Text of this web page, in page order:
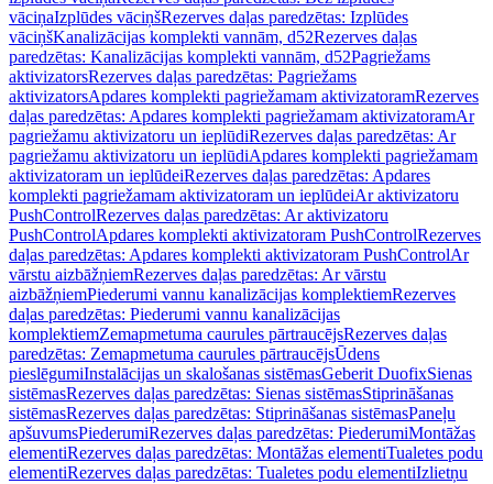
vāciņaIzplūdes vāciņšRezerves daļas paredzētas: Izplūdes
vāciņšKanalizācijas komplekti vannām, d52Rezerves daļas
paredzētas: Kanalizācijas komplekti vannām, d52Pagriežams
aktivizatorsRezerves daļas paredzētas: Pagriežams
aktivizatorsApdares komplekti pagriežamam aktivizatoramRezerves
daļas paredzētas: Apdares komplekti pagriežamam aktivizatoramAr
pagriežamu aktivizatoru un ieplūdiRezerves daļas paredzētas: Ar
pagriežamu aktivizatoru un ieplūdiApdares komplekti pagriežamam
aktivizatoram un ieplūdeiRezerves daļas paredzētas: Apdares
komplekti pagriežamam aktivizatoram un ieplūdeiAr aktivizatoru
PushControlRezerves daļas paredzētas: Ar aktivizatoru
PushControlApdares komplekti aktivizatoram PushControlRezerves
daļas paredzētas: Apdares komplekti aktivizatoram PushControlAr
vārstu aizbāžņiemRezerves daļas paredzētas: Ar vārstu
aizbāžņiemPiederumi vannu kanalizācijas komplektiemRezerves
daļas paredzētas: Piederumi vannu kanalizācijas
komplektiemZemapmetuma caurules pārtraucējsRezerves daļas
paredzētas: Zemapmetuma caurules pārtraucējsŪdens
pieslēgumiInstalācijas un skalošanas sistēmasGeberit DuofixSienas
sistēmasRezerves daļas paredzētas: Sienas sistēmasStiprināšanas
sistēmasRezerves daļas paredzētas: Stiprināšanas sistēmasPaneļu
apšuvumsPiederumiRezerves daļas paredzētas: PiederumiMontāžas
elementiRezerves daļas paredzētas: Montāžas elementiTualetes podu
elementiRezerves daļas paredzētas: Tualetes podu elementiIzlietņu